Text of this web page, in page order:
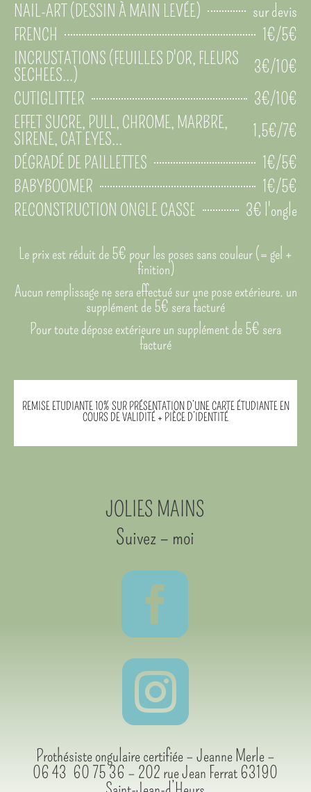
NAIL-ART (DESSIN À MAIN LEVÉE)
sur devis
FRENCH
1€/5€
INCRUSTATIONS (FEUILLES D'OR, FLEURS
SECHEES...)
3€/10€
CUTIGLITTER
3€/10€
EFFET SUCRE, PULL, CHROME, MARBRE,
SIRENE, CAT EYES...
1,5€/7€
DÉGRADÉ DE PAILLETTES
1€/5€
BABYBOOMER
1€/5€
RECONSTRUCTION ONGLE CASSE
3€ l'ongle
Le prix est réduit de 5€ pour les poses sans couleur (= gel +
finition)
Aucun remplissage ne sera effectué sur une pose extérieure. un
supplément de 5€ sera facturé
Pour toute dépose extérieure un supplément de 5€ sera
facturé
REMISE ETUDIANTE 10% SUR PRÉSENTATION D’UNE CARTE ÉTUDIANTE EN
COURS DE VALIDITÉ + PIÈCE D’IDENTITÉ
JOLIES MAINS
Suivez – moi


Prothésiste ongulaire certifiée – Jeanne Merle –
06 43 60 75 36 – 202 rue Jean Ferrat 63190